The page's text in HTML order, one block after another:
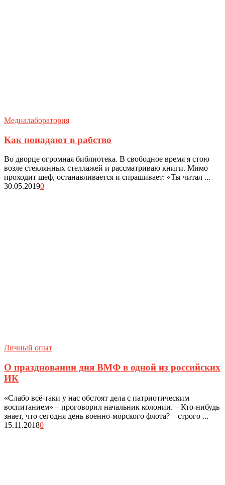
Медиалаборатория
Как попадают в рабство
Во дворце огромная библиотека. В свободное время я стою
возле стеклянных стеллажей и рассматриваю книги. Мимо
проходит шеф, останавливается и спрашивает: «Ты читал ...
30.05.20190
Личный опыт
О праздновании дня ВМФ в одной из российских
ИК
«Слабо всё-таки у нас обстоят дела с патриотическим
воспитанием» – проговорил начальник колонии. – Кто-нибудь
знает, что сегодня день военно-морского флота? – строго ...
15.11.20180